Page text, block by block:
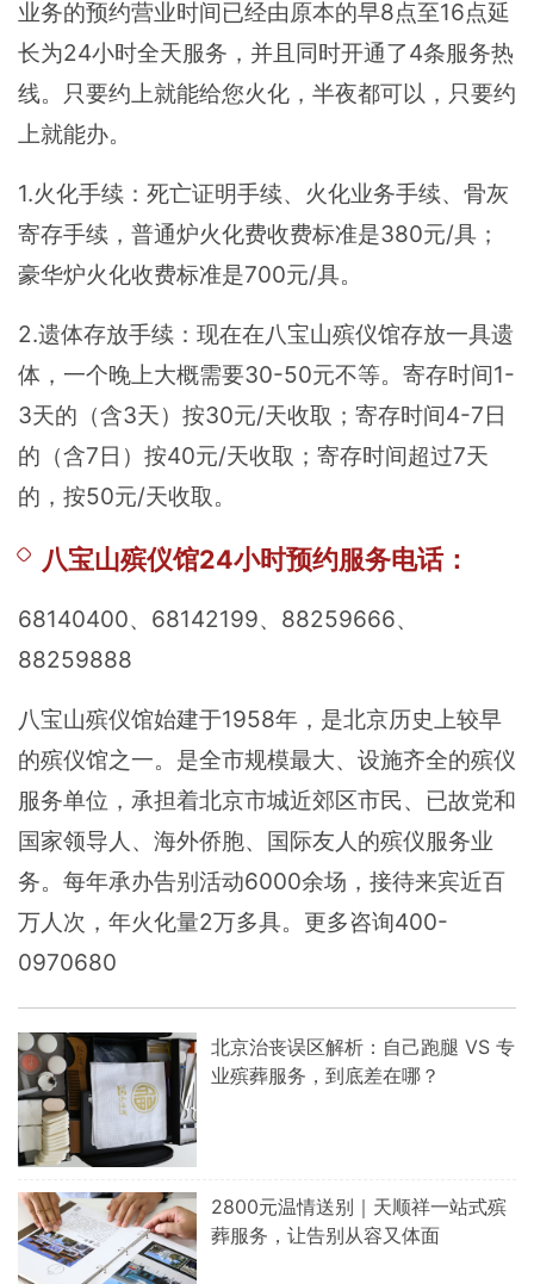
业务的预约营业时间已经由原本的早8点至16点延
长为24小时全天服务，并且同时开通了4条服务热
线。只要约上就能给您火化，半夜都可以，只要约
上就能办。
1.火化手续：死亡证明手续、火化业务手续、骨灰
寄存手续，普通炉火化费收费标准是380元/具；
豪华炉火化收费标准是700元/具。
2.遗体存放手续：现在在八宝山殡仪馆存放一具遗
体，一个晚上大概需要30-50元不等。寄存时间1-
3天的（含3天）按30元/天收取；寄存时间4-7日
的（含7日）按40元/天收取；寄存时间超过7天
的，按50元/天收取。
八宝山殡仪馆24小时预约服务电话：
68140400、68142199、88259666、
88259888
八宝山殡仪馆始建于1958年，是北京历史上较早
的殡仪馆之一。是全市规模最大、设施齐全的殡仪
服务单位，承担着北京市城近郊区市民、已故党和
国家领导人、海外侨胞、国际友人的殡仪服务业
务。每年承办告别活动6000余场，接待来宾近百
万人次，年火化量2万多具。更多咨询400-
0970680
北京治丧误区解析：自己跑腿 VS 专
业殡葬服务，到底差在哪？
2800元温情送别｜天顺祥一站式殡
葬服务，让告别从容又体面